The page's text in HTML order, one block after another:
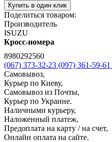
Купить в один клик
Поделиться товаром:
Производитель
ISUZU
Кросс-номера
8980292560
(067) 373-32-23 (097) 361-59-61
Самовывоз,
Курьер по Киеву,
Самовывоз из Почты,
Курьер по Украине.
Наличными курьеру,
Наложенный платеж,
Предоплата на карту / на счет,
Онлайн оплата на сайте.